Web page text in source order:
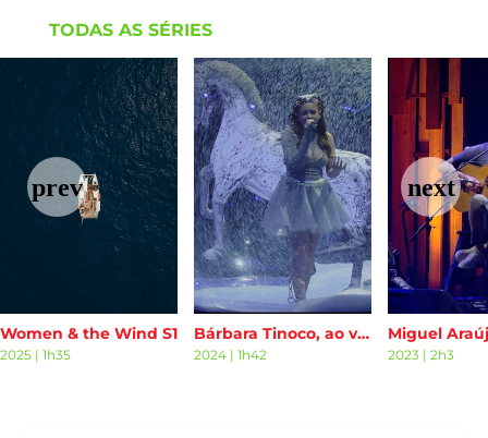
TODAS AS SÉRIES
Women & the Wind S1
2025 | 1h35
Bárbara Tinoco, ao vivo no Campo Pequeno S1
2024 |1h42 2023 |2h3